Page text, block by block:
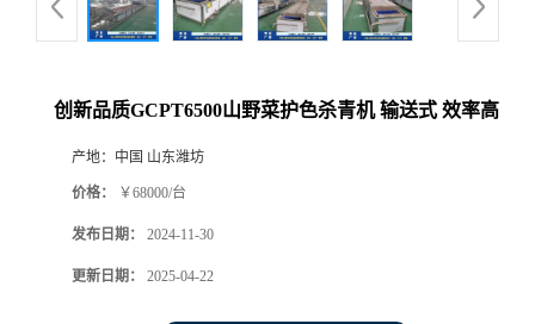
创新品质GCPT6500山野菜护色杀青机 输送式 效率高
产地： 中国 山东潍坊
价格： ￥68000/台
发布日期： 2024-11-30
更新日期： 2025-04-22